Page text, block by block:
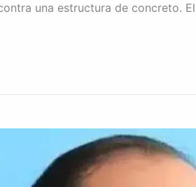
una estructura de concreto.